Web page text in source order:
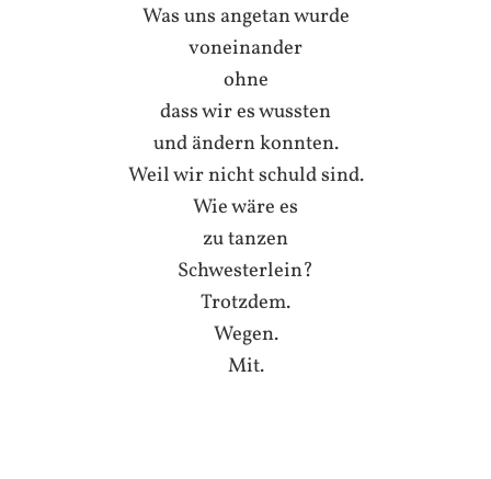
Was uns angetan wurde
voneinander
ohne
dass wir es wussten
und ändern konnten.
Weil wir nicht schuld sind.
Wie wäre es
zu tanzen
Schwesterlein?
Trotzdem.
Wegen.
Mit.